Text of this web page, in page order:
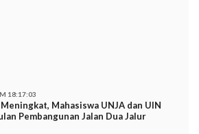
18:17:03
Mahasiswa UNJA dan UIN
Pembangunan Jalan Dua Jalur